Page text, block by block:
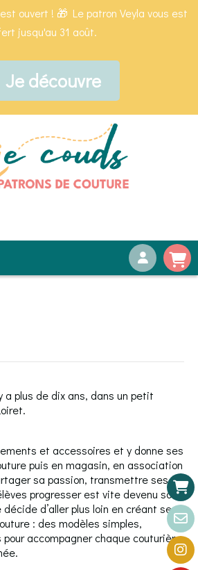
ouvert ! 🎁 Le patron Veyla vous est
jusqu'au 31 août.
Je découvre
a plus de dix ans, dans un petit
et accessoires et y donne ses
puis en magasin, en association
sa passion, transmettre ses
progresser est vite devenu son
d’aller plus loin en créant ses
: des modèles simples,
accompagner chaque couturière,